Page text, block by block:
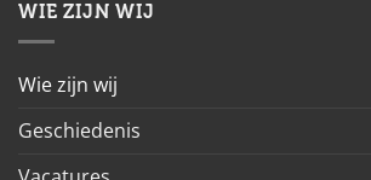
WIE ZIJN WIJ
Wie zijn wij
Geschiedenis